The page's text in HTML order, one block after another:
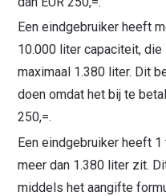
Een eindgebruiker heeft
10.000 liter capaciteit,
maximaal 1.380 liter. Dit
doen omdat het bij te
250,=.
Een eindgebruiker heeft
meer dan 1.380 liter zit.
middels het aangifte